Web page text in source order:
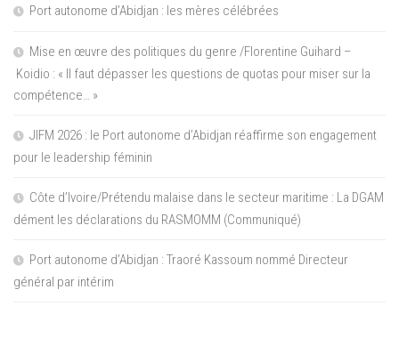
Port autonome d’Abidjan : les mères célébrées
Mise en œuvre des politiques du genre /Florentine Guihard –
Koidio : « Il faut dépasser les questions de quotas pour miser sur la
compétence… »
JIFM 2026 : le Port autonome d’Abidjan réaffirme son engagement
pour le leadership féminin
Côte d’Ivoire/Prétendu malaise dans le secteur maritime : La DGAM
dément les déclarations du RASMOMM (Communiqué)
Port autonome d’Abidjan : Traoré Kassoum nommé Directeur
général par intérim